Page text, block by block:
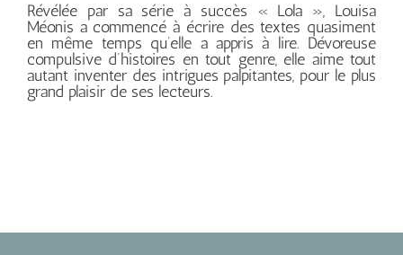
Révélée par sa série à succès « Lola », Louisa
Méonis a commencé à écrire des textes quasiment
en même temps qu’elle a appris à lire. Dévoreuse
compulsive d’histoires en tout genre, elle aime tout
autant inventer des intrigues palpitantes, pour le plus
grand plaisir de ses lecteurs.